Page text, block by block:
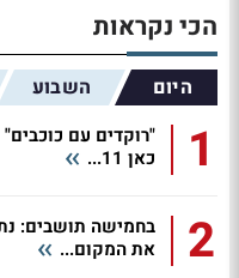
הכי נקראות
היום השבוע
1
"רוקדים עם
כאן 11...
2
בחמישה תושבים:
את המקום...